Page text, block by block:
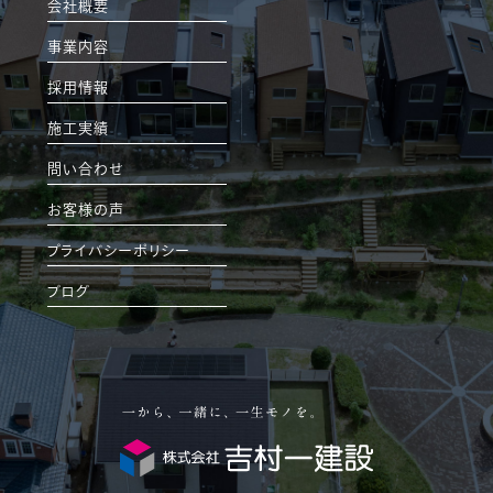
会社概要
事業内容
採用情報
施工実績
問い合わせ
お客様の声
プライバシーポリシー
ブログ